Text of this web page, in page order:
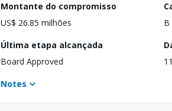
Montante do compromisso
US$ 26.85 milhões
B
Última etapa alcançada
Board Approved
Notes